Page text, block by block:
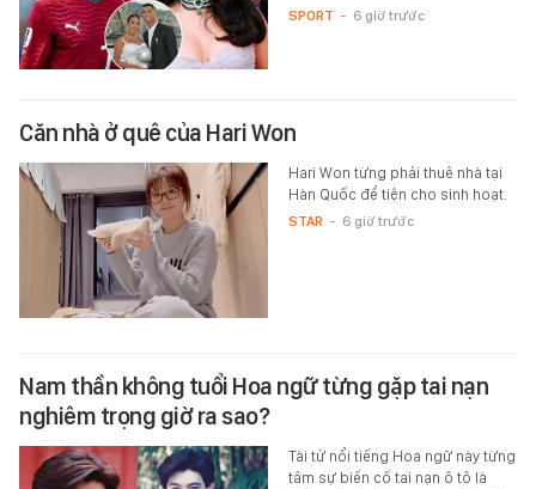
SPORT - 6 giờ trước
Căn nhà ở quê của Hari Won
Hari Won từng phải thuê nhà tại
Hàn Quốc để tiện cho sinh hoạt.
STAR - 6 giờ trước
Nam thần không tuổi Hoa ngữ từng gặp tai nạn
nghiêm trọng giờ ra sao?
Tài tử nổi tiếng Hoa ngữ này từng
tâm sự biến cố tai nạn ô tô là